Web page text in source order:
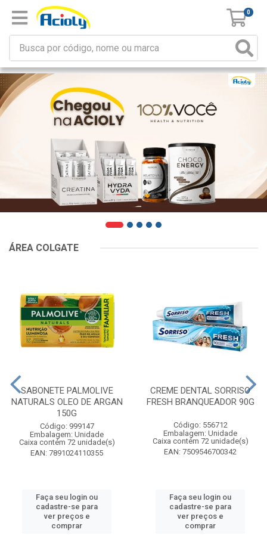
0
ÁREA COLGATE
SABONETE PALMOLIVE
NATURALS OLEO DE ARGAN
150G
Código: 999147
Embalagem: Unidade
Caixa contém 72 unidade(s)
EAN: 7891024110355
Faça seu login ou
cadastre-se para
ver preços e
comprar
CREME DENTAL SORRISO
FRESH BRANQUEADOR 90G
Código: 556712
Embalagem: Unidade
Caixa contém 72 unidade(s)
EAN: 7509546700342
Faça seu login ou
cadastre-se para
ver preços e
comprar